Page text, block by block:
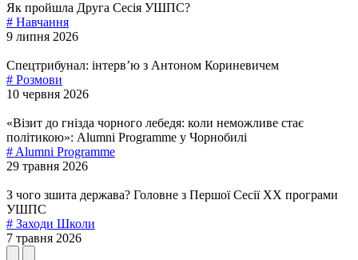
Як пройшла Друга Сесія УШПС?
# Навчання
9 липня 2026
Спецтрибунал: інтервʼю з Антоном Кориневичем
# Розмови
10 червня 2026
«Візит до гнізда чорного лебедя: коли неможливе стає
політикою»: Alumni Programme у Чорнобилі
# Alumni Programme
29 травня 2026
З чого зшита держава? Головне з Першої Сесії ХХ програми
УШПС
# Заходи Школи
7 травня 2026